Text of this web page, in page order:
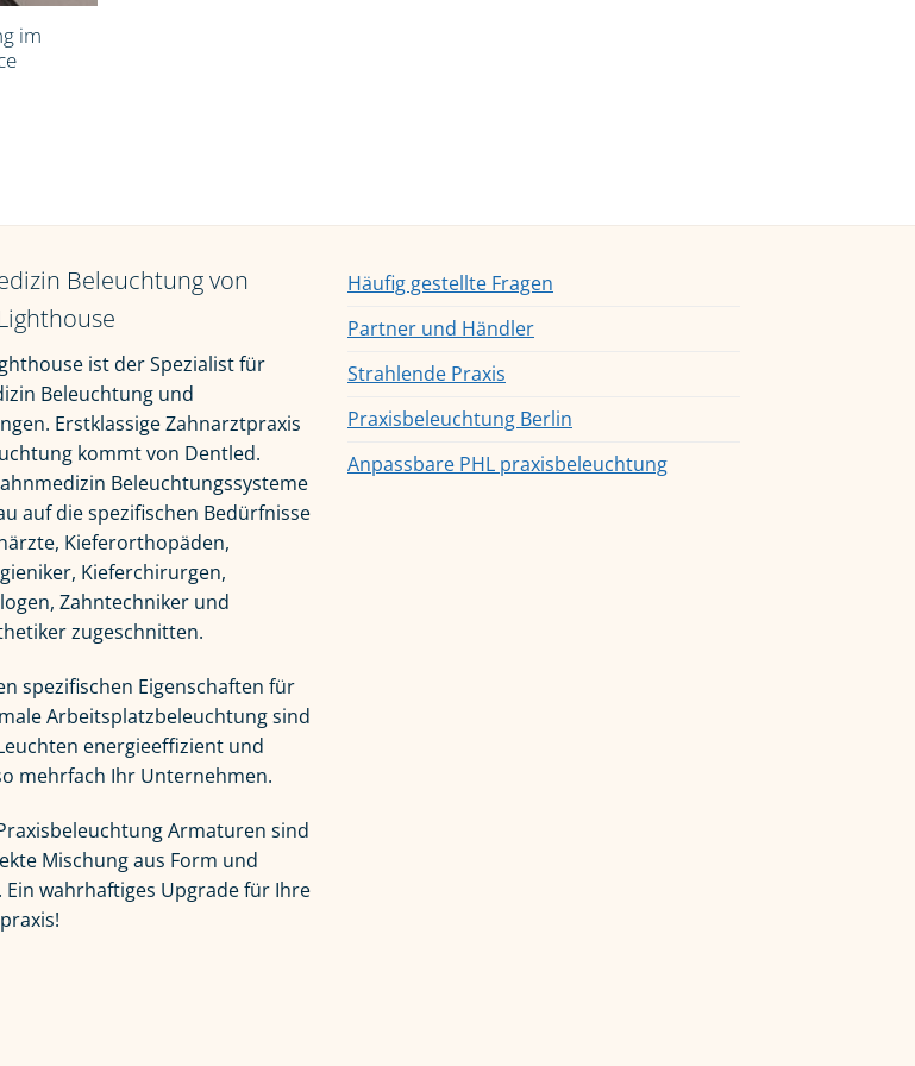
im
Beleuchtung von
ist der Spezialist für
Beleuchtung und
Erstklassige Zahnarztpraxis
kommt von Dentled.
Beleuchtungssysteme
auf die spezifischen Bedürfnisse
Kieferorthopäden,
Kieferchirurgen,
Zahntechniker und
zugeschnitten.
spezifischen Eigenschaften für
Arbeitsplatzbeleuchtung sind
energieeffizient und
mehrfach Ihr Unternehmen.
Armaturen sind
Mischung aus Form und
Ein wahrhaftiges Upgrade für Ihre
Häufig gestellte Fragen
Partner und Händler
Strahlende Praxis
Praxisbeleuchtung Berlin
Anpassbare PHL praxisbeleuchtung